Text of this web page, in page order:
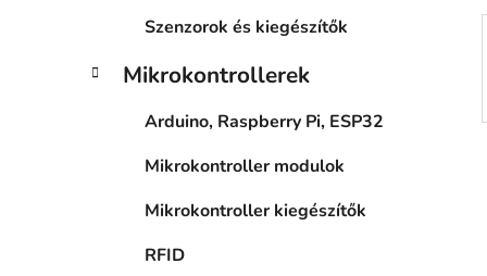
Szenzorok és kiegészítők
Mikrokontrollerek
Arduino, Raspberry Pi, ESP32
Mikrokontroller modulok
Mikrokontroller kiegészítők
RFID